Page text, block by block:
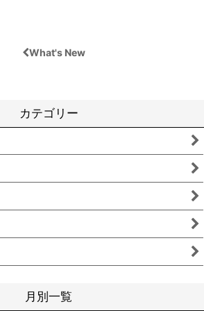
What's New
カテゴリー
月別一覧